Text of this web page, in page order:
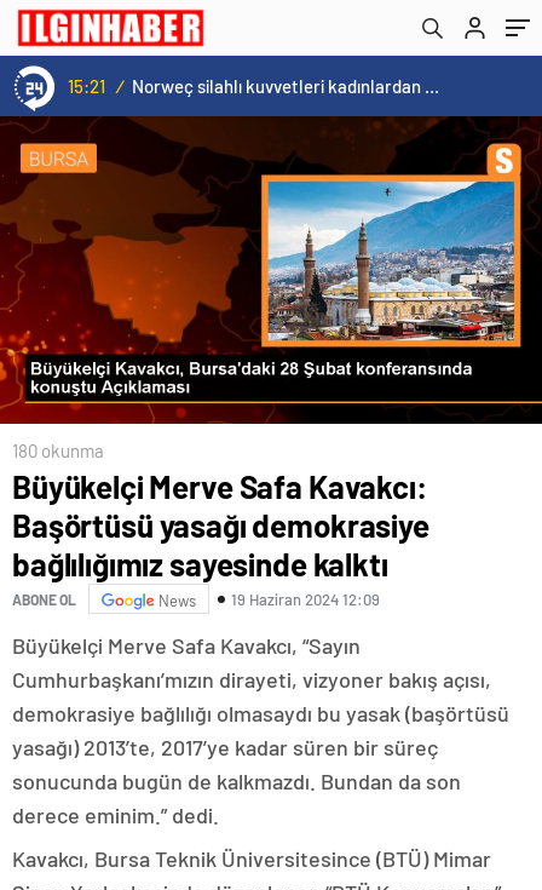
15:20 / Cristiano Ronaldo’nun akıllara zarar tüm kariyerinin istatistiğini çıkardık !
kalktı
180 okunma
Büyükelçi Merve Safa Kavakcı:
Başörtüsü yasağı demokrasiye
bağlılığımız sayesinde kalktı
ABONE OL News 19 Haziran 2024 12:09
Büyükelçi Merve Safa Kavakcı, “Sayın
Cumhurbaşkanı’mızın dirayeti, vizyoner bakış açısı,
demokrasiye bağlılığı olmasaydı bu yasak (başörtüsü
yasağı) 2013’te, 2017’ye kadar süren bir süreç
sonucunda bugün de kalkmazdı. Bundan da son
derece eminim.” dedi.
Kavakcı, Bursa Teknik Üniversitesince (BTÜ) Mimar